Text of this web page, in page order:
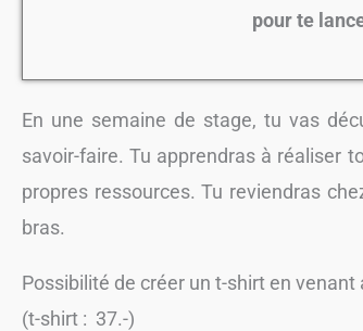
pour te
En une semaine de stage, tu vas
savoir-faire. Tu apprendras à réaliser
propres ressources. Tu reviendras
bras.
Possibilité de créer un t-shirt en venant
(t-shirt : 37.-)